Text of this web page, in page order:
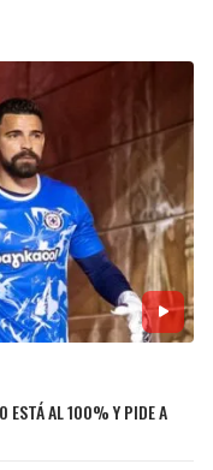
ESTÁ AL 100% Y PIDE A